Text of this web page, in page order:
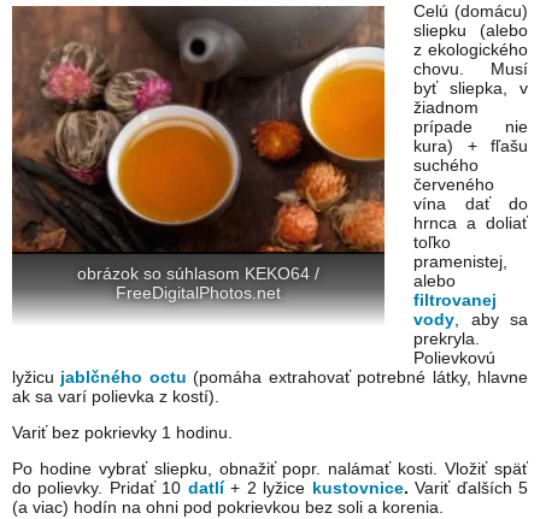
obrázok so súhlasom KEKO64 /
FreeDigitalPhotos.net
Celú (domácu)
sliepku (alebo
z ekologického
chovu. Musí
byť sliepka, v
žiadnom
prípade nie
kura) + fľašu
suchého
červeného
vína dať do
hrnca a doliať
toľko
pramenistej,
alebo
filtrovanej
vody , aby sa
prekryla.
Polievkovú
lyžicu jablčného octu (pomáha extrahovať potrebné látky, hlavne
ak sa varí polievka z kostí).
Variť bez pokrievky 1 hodinu.
Po hodine vybrať sliepku, obnažiť popr. nalámať kosti. Vložiť späť
do polievky. Pridať 10 datlí+ 2 lyžice kustovnice. Variť ďalších 5
(a viac) hodín na ohni pod pokrievkou bez soli a korenia.